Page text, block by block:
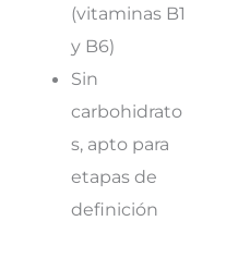
(vitaminas B1
y B6)
Sin
carbohidrato
s, apto para
etapas de
definición